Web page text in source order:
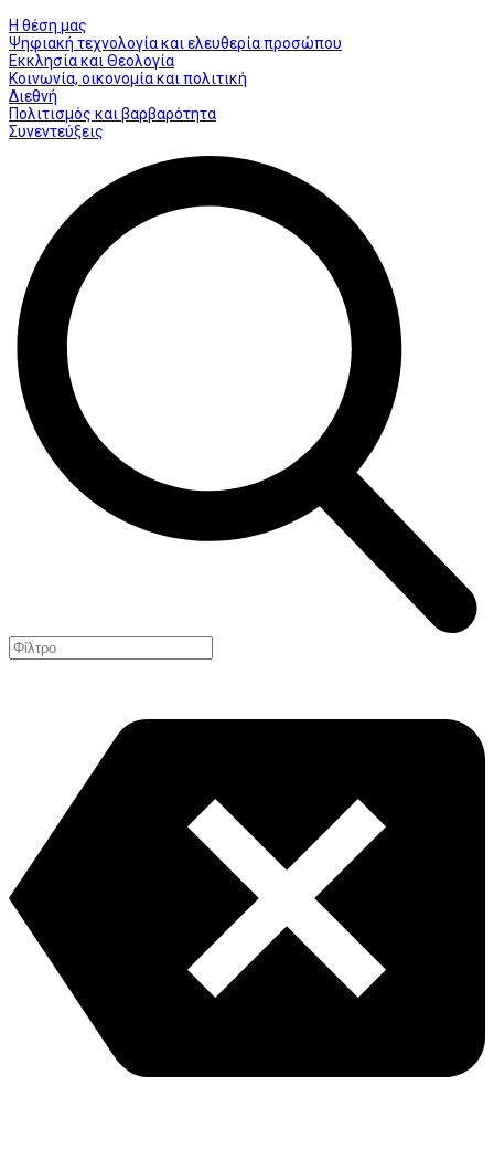
Η θέση μας
Ψηφιακή τεχνολογία και ελευθερία προσώπου
Εκκλησία και Θεολογία
Κοινωνία, οικονομία και πολιτική
Διεθνή
Πολιτισμός και βαρβαρότητα
Συνεντεύξεις